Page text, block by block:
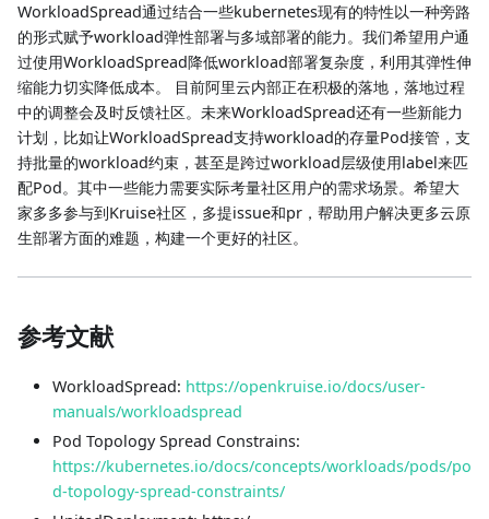
WorkloadSpread通过结合一些kubernetes现有的特性以一种旁路
的形式赋予workload弹性部署与多域部署的能力。我们希望用户通
过使用WorkloadSpread降低workload部署复杂度，利用其弹性伸
缩能力切实降低成本。 目前阿里云内部正在积极的落地，落地过程
中的调整会及时反馈社区。未来WorkloadSpread还有一些新能力
计划，比如让WorkloadSpread支持workload的存量Pod接管，支
持批量的workload约束，甚至是跨过workload层级使用label来匹
配Pod。其中一些能力需要实际考量社区用户的需求场景。希望大
家多多参与到Kruise社区，多提issue和pr，帮助用户解决更多云原
生部署方面的难题，构建一个更好的社区。
参考文献
WorkloadSpread: https://openkruise.io/docs/user-
manuals/workloadspread
Pod Topology Spread Constrains:
https://kubernetes.io/docs/concepts/workloads/pods/po
d-topology-spread-constraints/